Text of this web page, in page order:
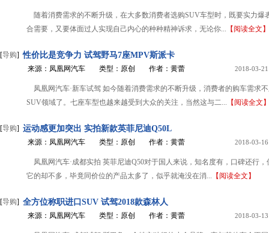
随着消费需求的不断升级，在大多数消费者选购SUV车型时，既要实力爆
合需要，又要体面过人实现自己内心的种种精神诉求，无论你... 【阅读全文】
[导购] 性价比是竞争力 试驾野马7座MPV斯派卡
来源：凤凰网汽车 类型：原创 作者：黄蕾 2018-03-21
凤凰网汽车·新车试驾 如今随着消费需求的不断升级，消费者的购车需求
SUV领域了。七座车型也越来越受到大众的关注，当然这与二... 【阅读全文
[导购] 运动感更加突出 实拍新款英菲尼迪Q50L
来源：凤凰网汽车 类型：原创 作者：黄蕾 2018-03-16
凤凰网汽车·成都实拍 英菲尼迪Q50对于国人来说，知名度有，口碑还行
它的却不多，毕竟同价位的产品太多了，似乎就淹没在消... 【阅读全文】
[导购] 全方位称职进口SUV 试驾2018款森林人
来源：凤凰网汽车 类型：原创 作者：黄蕾 2018-03-13